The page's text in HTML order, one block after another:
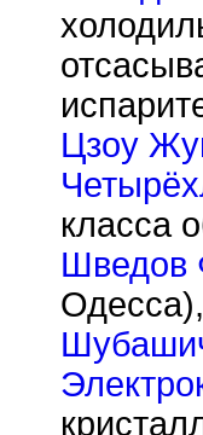
Цзоу
класса
Шведов